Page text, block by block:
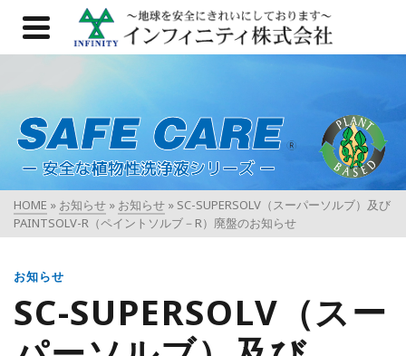
HOME » お知らせ » お知らせ » SC-SUPERSOLV（スーパーソルブ）及び
PAINTSOLV-R（ペイントソルブ－R）廃盤のお知らせ
お知らせ
SC-SUPERSOLV（スー